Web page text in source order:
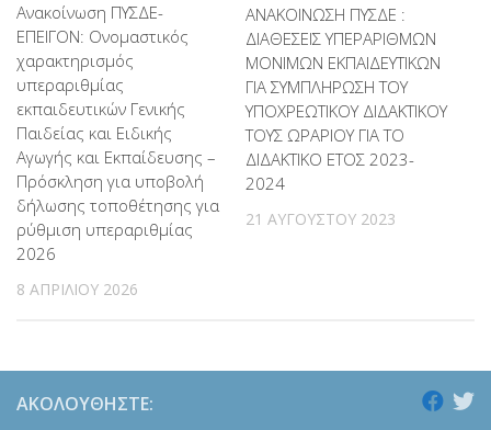
Ανακοίνωση ΠΥΣΔΕ-
ΕΠΕΙΓΟΝ: Ονομαστικός
χαρακτηρισμός
υπεραριθμίας
εκπαιδευτικών Γενικής
Παιδείας και Ειδικής
Αγωγής και Εκπαίδευσης –
Πρόσκληση για υποβολή
δήλωσης τοποθέτησης για
ρύθμιση υπεραριθμίας
2026
8 ΑΠΡΙΛΊΟΥ 2026
ΑΝΑΚΟΙΝΩΣΗ ΠΥΣΔΕ :
ΔΙΑΘΕΣΕΙΣ ΥΠΕΡΑΡΙΘΜΩΝ
ΜΟΝΙΜΩΝ ΕΚΠΑΙΔΕΥΤΙΚΩΝ
ΓΙΑ ΣΥΜΠΛΗΡΩΣΗ ΤΟΥ
ΥΠΟΧΡΕΩΤΙΚΟΥ ΔΙΔΑΚΤΙΚΟΥ
ΤΟΥΣ ΩΡΑΡΙΟΥ ΓΙΑ ΤΟ
ΔΙΔΑΚΤΙΚΟ ΕΤΟΣ 2023-
2024
21 ΑΥΓΟΎΣΤΟΥ 2023
ΑΚΟΛΟΥΘΉΣΤΕ: